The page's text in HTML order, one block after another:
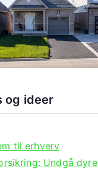
og ideer
til erhverv
Undgå dyre